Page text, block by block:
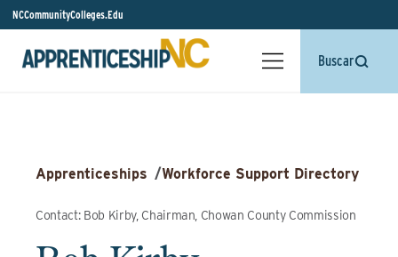
NCCommunityColleges.Edu
Buscar
Apprenticeships /Workforce Support Directory
Contact: Bob Kirby, Chairman, Chowan County Commission